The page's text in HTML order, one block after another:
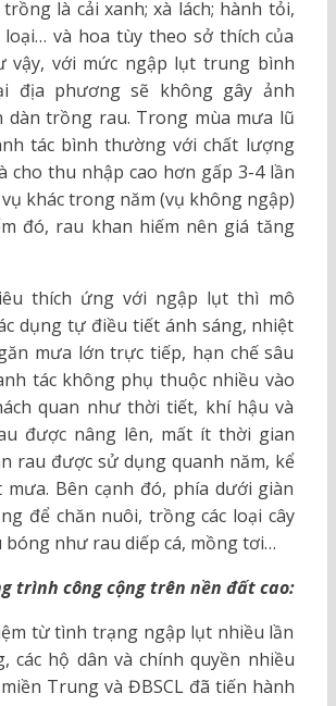
là cải xanh; xà lách; hành tỏi,
loại… và hoa tùy theo sở thích của
vậy, với mức ngập lụt trung bình
địa phương sẽ không gây ảnh
dàn trồng rau. Trong mùa mưa lũ
tác bình thường với chất lượng
cho thu nhập cao hơn gấp 3-4 lần
khác trong năm (vụ không ngập)
đó, rau khan hiếm nên giá tăng
thích ứng với ngập lụt thì mô
dụng tự điều tiết ánh sáng, nhiệt
mưa lớn trực tiếp, hạn chế sâu
tác không phụ thuộc nhiều vào
quan như thời tiết, khí hậu và
được nâng lên, mất ít thời gian
rau được sử dụng quanh năm, kể
mưa. Bên cạnh đó, phía dưới giàn
để chăn nuôi, trồng các loại cây
bóng như rau diếp cá, mồng tơi…
trình công cộng trên nền đất cao:
từ tình trạng ngập lụt nhiều lần
các hộ dân và chính quyền nhiều
Trung và ĐBSCL đã tiến hành